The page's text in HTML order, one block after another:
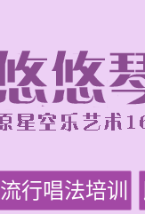
流行唱法培训